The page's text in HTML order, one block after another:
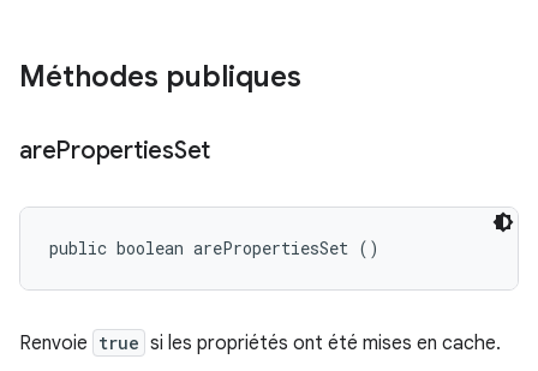
Méthodes publiques
arePropertiesSet
public boolean arePropertiesSet ()
Renvoie true si les propriétés ont été mises en cache.